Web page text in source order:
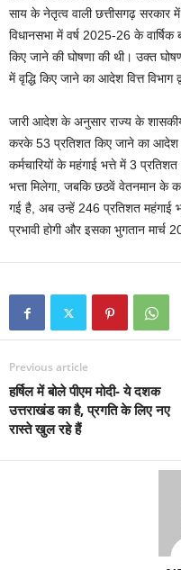
साय के नेतृत्व वाली छत्तीसगढ़ सरकार
विधानसभा में वर्ष 2025-26 के
किए जाने की घोषणा की थी। उक्त
में वृद्धि किए जाने का आदेश वित्त विभाग
जारी आदेश के अनुसार राज्य के
करके 53 प्रतिशत किए जाने का आदेश
कर्मचारियों के महंगाई भत्ते में 3
भत्ता मिलेगा, जबकि छठवें वेतनमान के
गई है, अब उन्हें 246 प्रतिशत महंगाई
प्रभावी होगी और इसका भुगतान
Previous article
हर्षिल में बोले पीएम मोदी- ये दशक
उत्तराखंड का है, प्रगति के लिए नए
रास्ते खुल रहे हैं